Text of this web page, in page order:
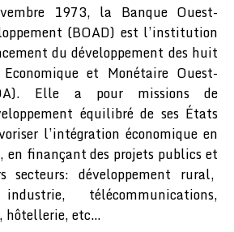
1973, la Banque Ouest-
(BOAD) est l’institution
du développement des huit
et Monétaire Ouest-
Elle a pour missions de
équilibré de ses États
l’intégration économique en
en finançant des projets publics et
secteurs: développement rural,
télécommunications,
hôtellerie, etc…